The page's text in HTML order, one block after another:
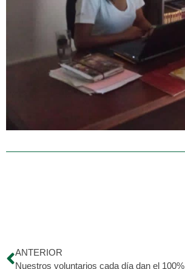
ANTERIOR
Nuestros voluntarios cada día dan el 100%